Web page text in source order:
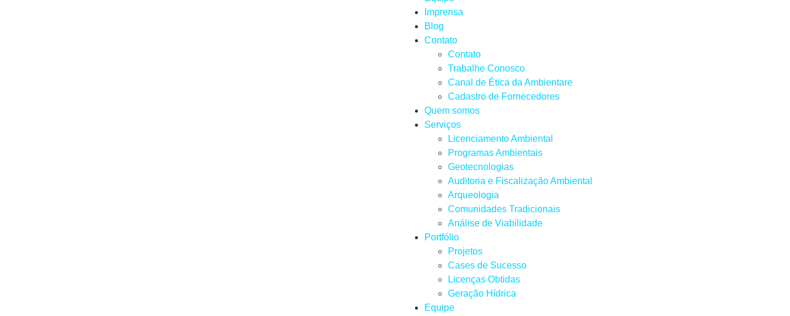
Imprensa
Blog
Contato
Contato
Trabalhe Conosco
Canal de Ética da Ambientare
Cadastro de Fornecedores
Quem somos
Serviços
Licenciamento Ambiental
Programas Ambientais
Geotecnologias
Auditoria e Fiscalização Ambiental
Arqueologia
Comunidades Tradicionais
Análise de Viabilidade
Portfólio
Projetos
Cases de Sucesso
Licenças Obtidas
Geração Hídrica
Equipe